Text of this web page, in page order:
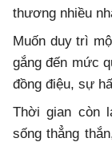
thương nhiều
Muốn duy trì
gắng đến mức
đồng điệu, sự
Thời gian còn
sống thẳng